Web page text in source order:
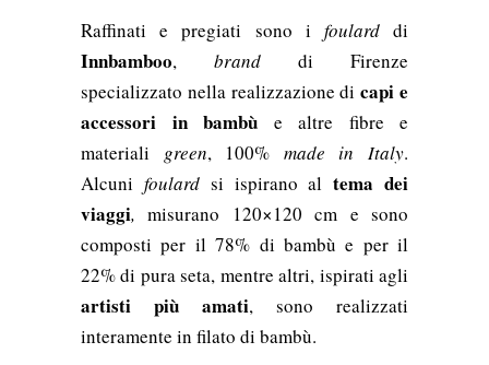
Raffinati e pregiati sono i foularddi
Innbamboo, brand di Firenze
specializzato nella realizzazione dicapi e
accessori in bambù e altre fibre e
materiali green, 100% made in Italy.
Alcuni foulard si ispirano altema dei
viaggi,misurano 120×120 cm e sono
composti per il 78% di bambù e per il
22% di pura seta, mentre altri, ispirati agli
artisti più amati, sono realizzati
interamente in filato di bambù.